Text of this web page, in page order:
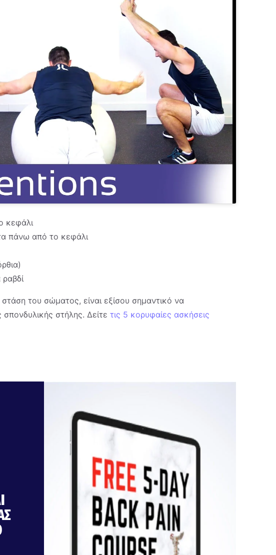
κεφάλι
πάνω από το κεφάλι
του σώματος, είναι εξίσου σημαντικό να
στήλης. Δείτε τις 5 κορυφαίες ασκήσεις